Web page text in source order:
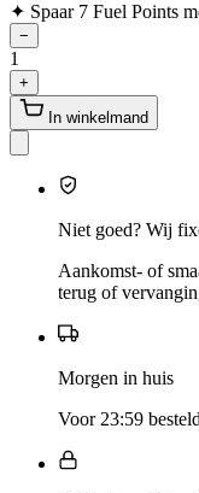
✦ Spaar 7 Fuel Points
−
1
+
In winkelmand
Niet goed? Wij
Aankomst- of
terug of
Morgen in huis
Voor 23:59